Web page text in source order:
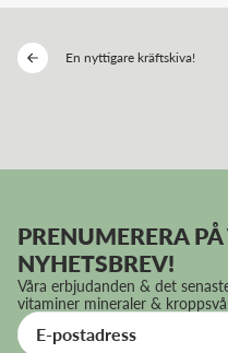
En nyttigare kräftskiva!
PRENUMERERA
NYHETSBREV!
Våra erbjudanden & det
vitaminer mineraler &